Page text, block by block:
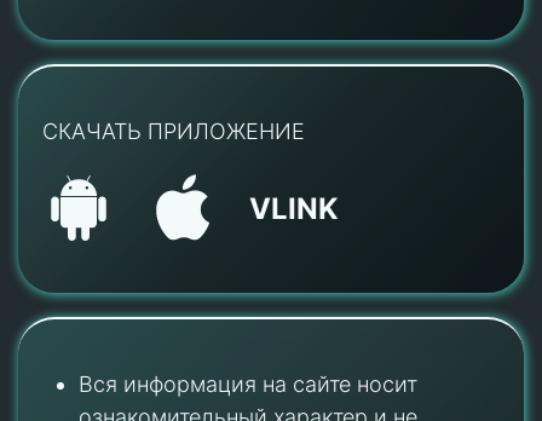
СКАЧАТЬ ПРИЛОЖЕНИЕ
VLINK
Вся информация на сайте носит